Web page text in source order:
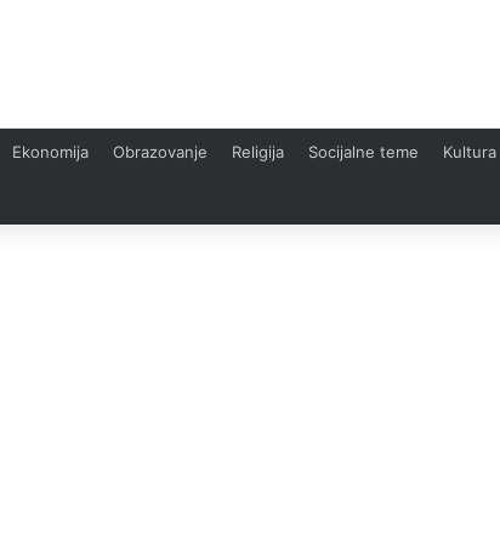
Ekonomija Obrazovanje Religija Socijalne teme Kultura